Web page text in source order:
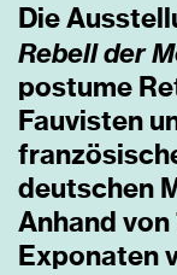
Die
Rebell der
postume
Fauvisten
deutschen
Anhand
Exponaten